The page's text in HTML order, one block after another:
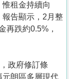
租金持續向
告顯示，2月整
再跌約0.5%，
政府修訂條
朗區多層現代